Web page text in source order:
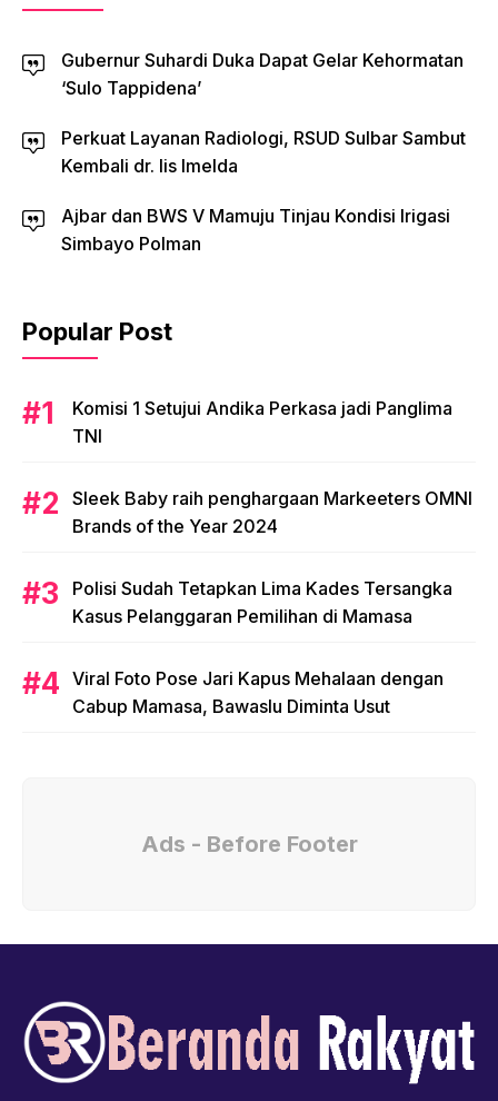
Gubernur Suhardi Duka Dapat Gelar Kehormatan
‘Sulo Tappidena’
Perkuat Layanan Radiologi, RSUD Sulbar Sambut
Kembali dr. Iis Imelda
Ajbar dan BWS V Mamuju Tinjau Kondisi Irigasi
Simbayo Polman
Popular Post
Komisi 1 Setujui Andika Perkasa jadi Panglima
TNI
Sleek Baby raih penghargaan Markeeters OMNI
Brands of the Year 2024
Polisi Sudah Tetapkan Lima Kades Tersangka
Kasus Pelanggaran Pemilihan di Mamasa
Viral Foto Pose Jari Kapus Mehalaan dengan
Cabup Mamasa, Bawaslu Diminta Usut
Ads - Before Footer